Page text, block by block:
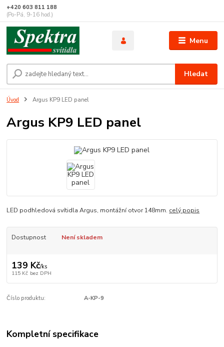
Menu
Hledat
+420 603 811 188
(Po-Pá, 9-16 hod.)
Úvod Argus KP9 LED panel
Argus KP9 LED panel
LED podhledová svítidla Argus, montážní otvor 148mm. celý popis
Dostupnost Není skladem
139 Kč/ks
115 Kč bez DPH
Číslo produktu: A-KP-9
Kompletní specifikace